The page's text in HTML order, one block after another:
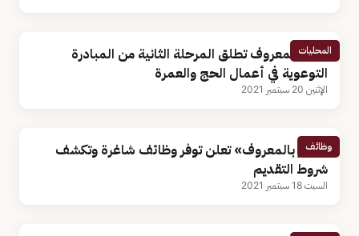
المحليات
الأمر بالمعروف تطلق المرحلة الثانية من المبادرة
التوعوية في أعمال الحج والعمرة
الإثنين 20 سبتمبر 2021
وظائف
«الأمر بالمعروف» تعلن توفر وظائف شاغرة وتكشف
شروط التقديم
السبت 18 سبتمبر 2021